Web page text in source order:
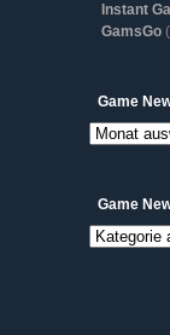
Instant
GamsGo
Game
Game
Game